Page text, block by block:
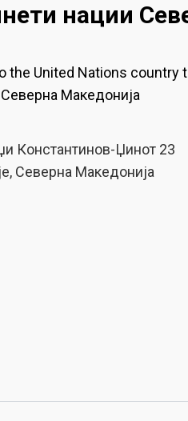
нации
the United Nations country
Македонија
Константинов-Џинот 23
Северна Македонија